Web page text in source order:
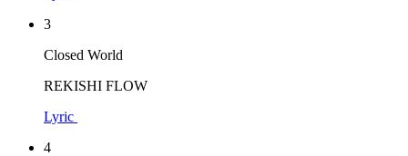
3
Closed World
REKISHI FLOW
Lyric
4